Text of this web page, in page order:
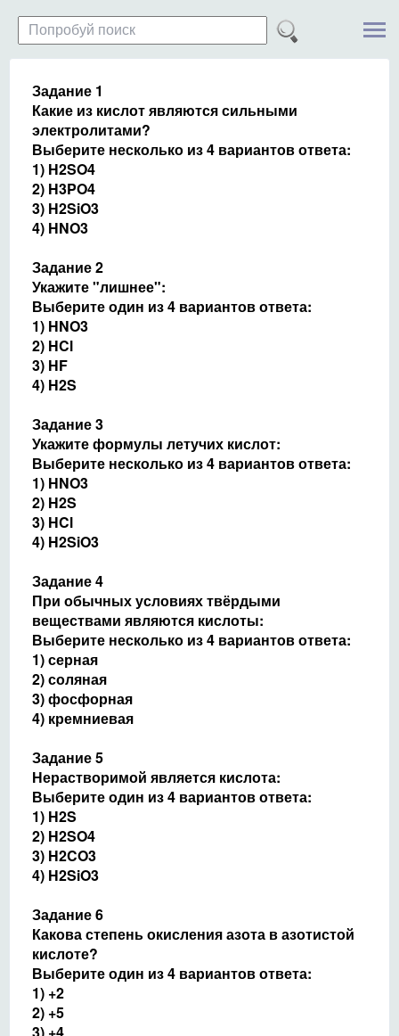
Задание 1
Какие из кислот являются сильными
электролитами?
Выберите несколько из 4 вариантов ответа:
1) H2SO4
2) H3PO4
3) H2SiO3
4) HNO3
Задание 2
Укажите "лишнее":
Выберите один из 4 вариантов ответа:
1) HNO3
2) HCl
3) HF
4) H2S
Задание 3
Укажите формулы летучих кислот:
Выберите несколько из 4 вариантов ответа:
1) HNO3
2) H2S
3) HCl
4) H2SiO3
Задание 4
При обычных условиях твёрдыми
веществами являются кислоты:
Выберите несколько из 4 вариантов ответа:
1) серная
2) соляная
3) фосфорная
4) кремниевая
Задание 5
Нерастворимой является кислота:
Выберите один из 4 вариантов ответа:
1) H2S
2) H2SO4
3) H2CO3
4) H2SiO3
Задание 6
Какова степень окисления азота в азотистой
кислоте?
Выберите один из 4 вариантов ответа:
1) +2
2) +5